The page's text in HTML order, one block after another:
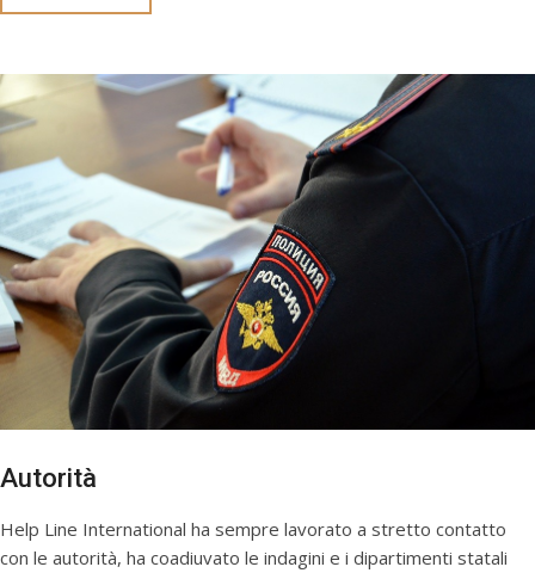
Autorità
Help Line International ha sempre lavorato a stretto contatto
con le autorità, ha coadiuvato le indagini e i dipartimenti statali